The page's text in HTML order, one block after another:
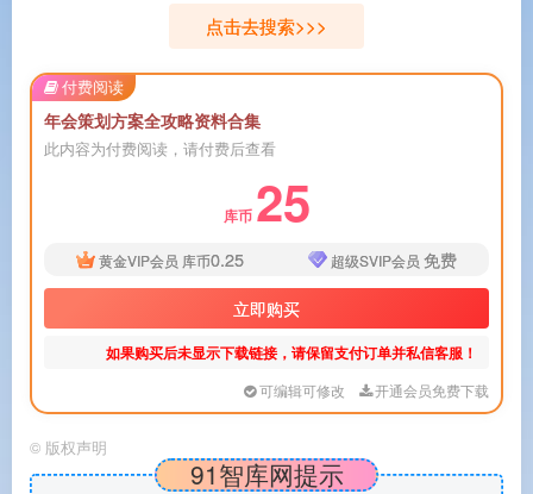
点击去搜索>>>
年会策划方案全攻略资料合集
此内容为付费阅读，请付费后查看
库币 25
黄金VIP会员 库币0.25 超级SVIP会员 免费
立即购买
如果购买后未显示下载链接，请保留支付订单并私信客服！
可编辑可修改 开通会员免费下载
付费阅读
© 版权声明
91智库网提示